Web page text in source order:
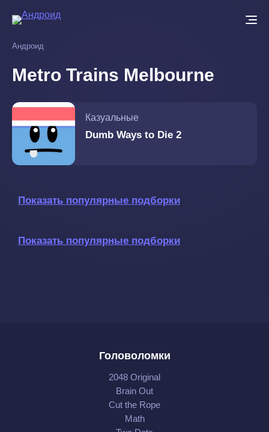
основному
Андроид
Metro Trains Melbourne
Казуальные
Dumb Ways to Die 2
Показать популярные подборки
Показать популярные подборки
Головоломки
2048 Original
Brain Out
Cut the Rope
Math